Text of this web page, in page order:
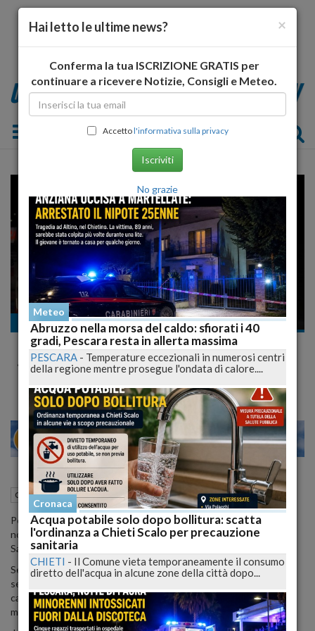
Toggle navigation
Cronaca
Finisce fuori strada con lo scooter, morto
45enne nel teramano
MILANO 24 28
Cronaca Teramo (TE) 24 Luglio 2023 10:31
Perde il controllo dello scooter e finisce contro un palo: la scorsa
notte un uomo di 45 anni, Ventura Poltrone, di Mosciano
Sant'Angelo, è morto a causa delle gravi ferite riportate.
Secondo una prima ricostruzione dell'accaduto l'uomo che era in
sella ad uno scooter, lungo la strada che conduce al cimitero, per
cause in corso di accertamento ha perso da solo il controllo del
mezzo sbandando e andandosi poi a schiantare contro un palo.
×
Hai letto le ultime news?
Conferma la tua ISCRIZIONE GRATIS per
continuare a ricevere Notizie, Consigli e Meteo.
Accettol'informativa sulla privacy
Iscriviti
No grazie
Meteo
Abruzzo nella morsa del caldo: sfiorati i 40
gradi, Pescara resta in allerta massima
PESCARA - Temperature eccezionali in numerosi centri
della regione mentre prosegue l'ondata di calore....
Cronaca
Acqua potabile solo dopo bollitura: scatta
l'ordinanza a Chieti Scalo per precauzione
sanitaria
CHIETI - Il Comune vieta temporaneamente il consumo
diretto dell'acqua in alcune zone della città dopo...